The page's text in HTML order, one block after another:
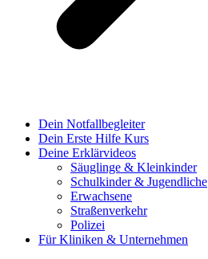
Dein Notfallbegleiter
Dein Erste Hilfe Kurs
Deine Erklärvideos
Säuglinge & Kleinkinder
Schulkinder & Jugendliche
Erwachsene
Straßenverkehr
Polizei
Für Kliniken & Unternehmen